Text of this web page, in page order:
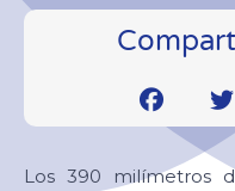
Los 390 milímetros